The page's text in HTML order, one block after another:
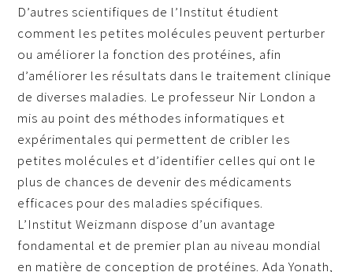
D’autres scientifiques de l’Institut étudient
comment les petites molécules peuvent perturber
ou améliorer la fonction des protéines, afin
d’améliorer les résultats dans le traitement clinique
de diverses maladies. Le professeur Nir London a
mis au point des méthodes informatiques et
expérimentales qui permettent de cribler les
petites molécules et d’identifier celles qui ont le
plus de chances de devenir des médicaments
efficaces pour des maladies spécifiques.
L’Institut Weizmann dispose d’un avantage
fondamental et de premier plan au niveau mondial
en matière de conception de protéines. Ada Yonath,